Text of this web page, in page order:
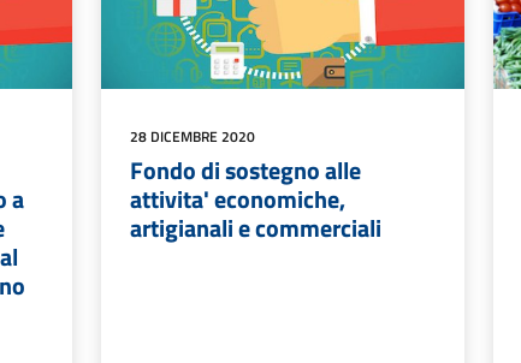
a
28 DICEMBRE 2020
Fondo di sostegno alle
attivita' economiche,
artigianali e commerciali